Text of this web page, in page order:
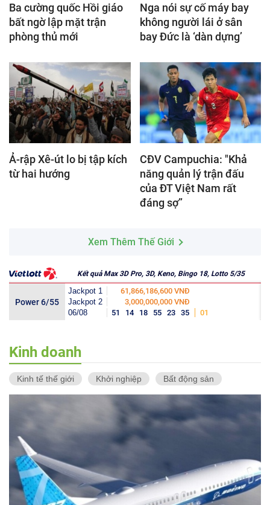
Ba cường quốc Hồi giáo
bất ngờ lập mặt trận
phòng thủ mới
Nga nói sự cố máy bay
không người lái ở sân
bay Đức là ‘dàn dựng’
Ả-rập Xê-út lo bị tập kích
từ hai hướng
CĐV Campuchia: "Khả
năng quản lý trận đấu
của ĐT Việt Nam rất
đáng sợ”
Xem Thêm Thế Giới
Kết quả Max 3D Pro, 3D, Keno, Bingo 18, Lotto 5/35
Power 6/55
Jackpot 1
61,866,186,600 VNĐ
Jackpot 2
3,000,000,000 VNĐ
06/08
51 14 18 55 23 35 01
Kinh doanh
Kinh tế thế giới Khởi nghiệp Bất động sản